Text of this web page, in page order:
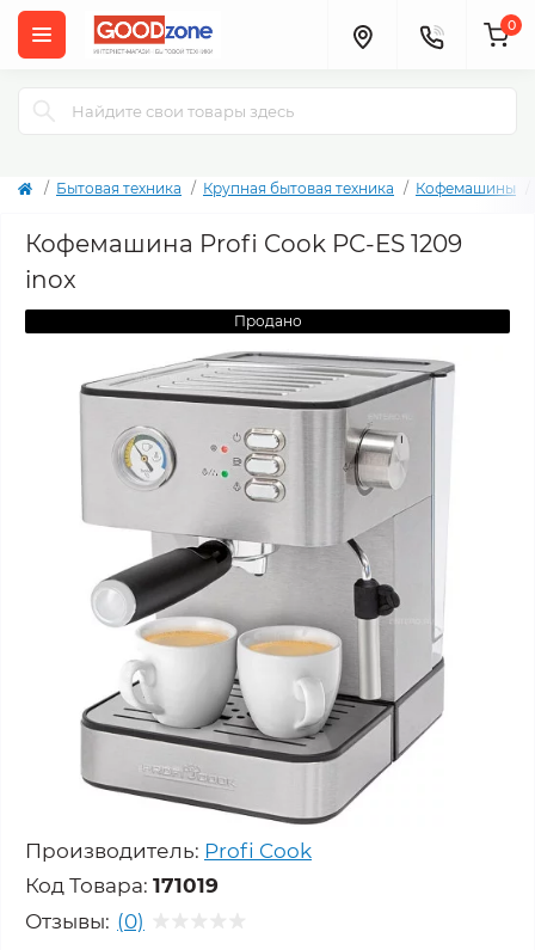
0
Бытовая техника Крупная бытовая техника Кофемашины
Кофемашина Profi Cook PC-ES 1209
inox
Продано
Производитель: Profi Cook
Код Товара: 171019
Отзывы: (0)